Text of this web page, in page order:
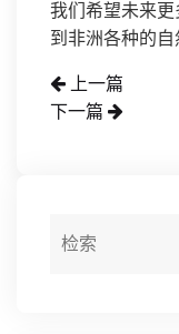
我们希望未来
到非洲各种的自
上一篇
下一篇